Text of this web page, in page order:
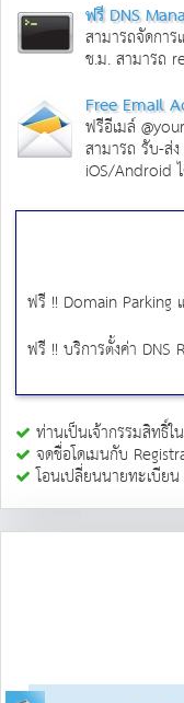
ฟรี DNS
สามารถจัดการ
ช.ม. สามารถ
Free Email
ฟรีอีเมล์
สามารถ รับ-ส่
iOS/Android
ฟรี !! Domain Parking
ฟรี !! บริการตั้งค่า DNS
ท่านเป็นเจ้ากรรมสิทธิ์
จดชื่อโดเมนกับ
โอนเปลี่ยนนายทะเบียน